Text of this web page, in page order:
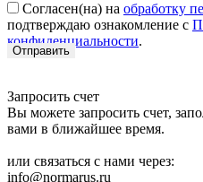
Согласен(на) на обработку
подтверждаю ознакомление с
конфиденциальности.
Запросить счет
Вы можете запросить счет,
вами в ближайшее время.
или связаться с нами через:
info@normarus.ru